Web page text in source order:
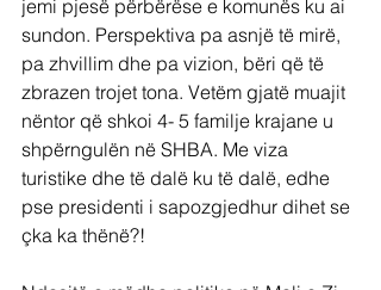
jemi pjesë përbërëse e komunës ku ai
sundon. Perspektiva pa asnjë të mirë,
pa zhvillim dhe pa vizion, bëri që të
zbrazen trojet tona. Vetëm gjatë muajit
nëntor që shkoi 4- 5 familje krajane u
shpërngulën në SHBA. Me viza
turistike dhe të dalë ku të dalë, edhe
pse presidenti i sapozgjedhur dihet se
çka ka thënë?!